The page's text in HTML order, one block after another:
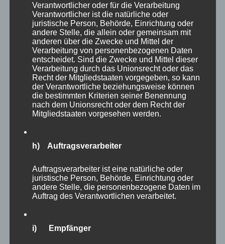
Diejenigen unter Ihnen, die öfter mal in
meinen Blog oder in meine daraus folgenden
Publikationen in den sozialen Netzwerken
schauen, kennen vielleicht das „Zitat der
ein „Zitat der Woche“ veröffentlicht. Als ich
haben, wie lange ich diese Zitate schon
veröffentliche, war ich selbst überrascht. Was,
fünf Jahre sind das jetzt schon? 52 Wochen mal
fünf Jahre, 260 Zitate habe ich schon
veröffentlicht?! Wow!
Verantwortlicher oder für die Verarbeitung
Verantwortlicher ist die natürliche oder
juristische Person, Behörde, Einrichtung oder
andere Stelle, die allein oder gemeinsam mit
anderen über die Zwecke und Mittel der
Verarbeitung von personenbezogenen Daten
entscheidet. Sind die Zwecke und Mittel dieser
Verarbeitung durch das Unionsrecht oder das
Recht der Mitgliedstaaten vorgegeben, so kann
der Verantwortliche beziehungsweise können
die bestimmten Kriterien seiner Benennung
nach dem Unionsrecht oder dem Recht der
Mitgliedstaaten vorgesehen werden.
h) Auftragsverarbeiter
Auftragsverarbeiter ist eine natürliche oder
juristische Person, Behörde, Einrichtung oder
andere Stelle, die personenbezogene Daten im
Auftrag des Verantwortlichen verarbeitet.
i) Empfänger